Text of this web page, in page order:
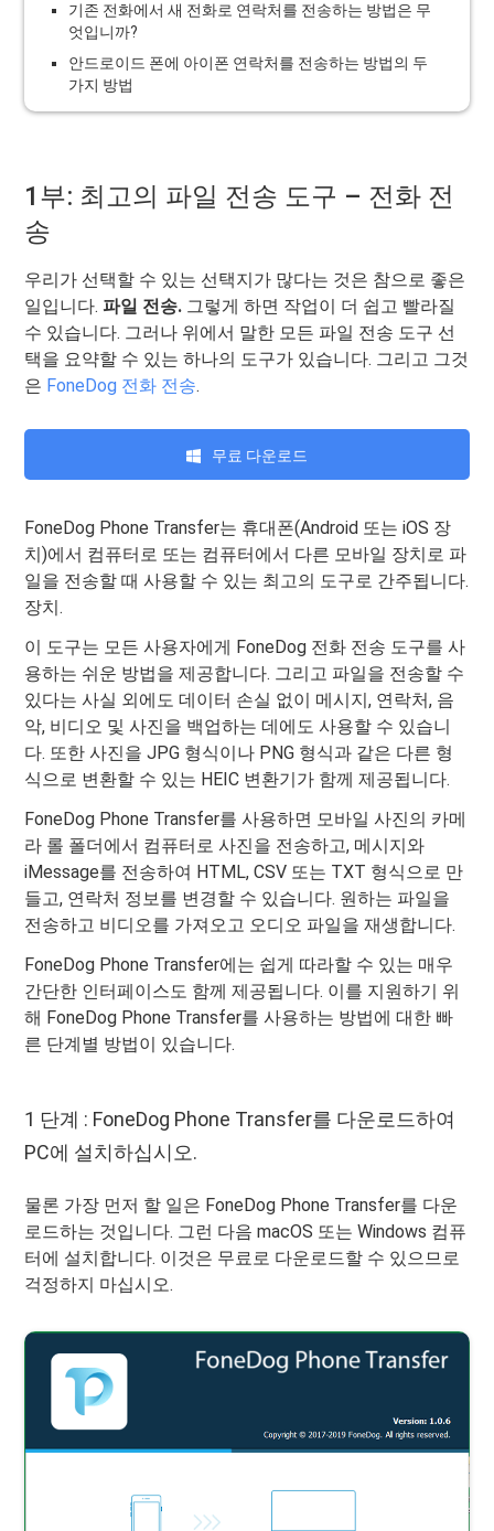
기존 전화에서 새 전화로 연락처를 전송하는 방법은 무
엇입니까?
안드로이드 폰에 아이폰 연락처를 전송하는 방법의 두
가지 방법
1부: 최고의 파일 전송 도구 – 전화 전
송
우리가 선택할 수 있는 선택지가 많다는 것은 참으로 좋은
일입니다.파일 전송. 그렇게 하면 작업이 더 쉽고 빨라질
수 있습니다. 그러나 위에서 말한 모든 파일 전송 도구 선
택을 요약할 수 있는 하나의 도구가 있습니다. 그리고 그것
은 FoneDog 전화 전송.
무료 다운로드
FoneDog Phone Transfer는 휴대폰(Android 또는 iOS 장
치)에서 컴퓨터로 또는 컴퓨터에서 다른 모바일 장치로 파
일을 전송할 때 사용할 수 있는 최고의 도구로 간주됩니다.
장치.
이 도구는 모든 사용자에게 FoneDog 전화 전송 도구를 사
용하는 쉬운 방법을 제공합니다. 그리고 파일을 전송할 수
있다는 사실 외에도 데이터 손실 없이 메시지, 연락처, 음
악, 비디오 및 사진을 백업하는 데에도 사용할 수 있습니
다. 또한 사진을 JPG 형식이나 PNG 형식과 같은 다른 형
식으로 변환할 수 있는 HEIC 변환기가 함께 제공됩니다.
FoneDog Phone Transfer를 사용하면 모바일 사진의 카메
라 롤 폴더에서 컴퓨터로 사진을 전송하고, 메시지와
iMessage를 전송하여 HTML, CSV 또는 TXT 형식으로 만
들고, 연락처 정보를 변경할 수 있습니다. 원하는 파일을
전송하고 비디오를 가져오고 오디오 파일을 재생합니다.
FoneDog Phone Transfer에는 쉽게 따라할 수 있는 매우
간단한 인터페이스도 함께 제공됩니다. 이를 지원하기 위
해 FoneDog Phone Transfer를 사용하는 방법에 대한 빠
른 단계별 방법이 있습니다.
1 단계 : FoneDog Phone Transfer를 다운로드하여
PC에 설치하십시오.
물론 가장 먼저 할 일은 FoneDog Phone Transfer를 다운
로드하는 것입니다. 그런 다음 macOS 또는 Windows 컴퓨
터에 설치합니다. 이것은 무료로 다운로드할 수 있으므로
걱정하지 마십시오.